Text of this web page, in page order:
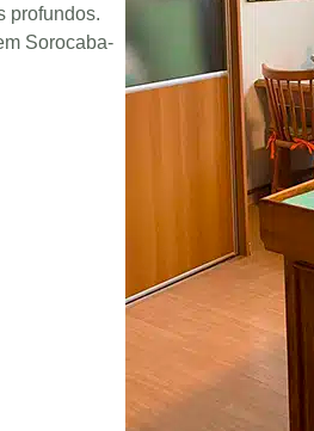
profundos.
Sorocaba-